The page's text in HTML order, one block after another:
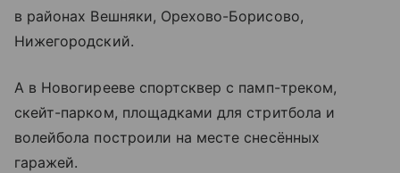
в районах Вешняки, Орехово-Борисово,
Нижегородский.
А в Новогирееве спортсквер с памп-треком,
скейт-парком, площадками для стритбола и
волейбола построили на месте снесённых
гаражей.